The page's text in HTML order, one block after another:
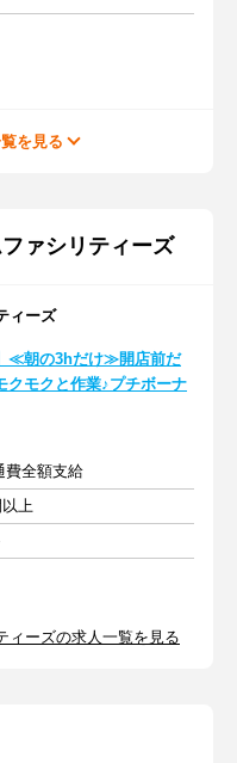
を見る
ァシリティーズ
ィーズ
≪朝の3hだけ≫開店前だ
クモクと作業♪プチボーナ
費全額支給
上
ィーズの求人一覧を見る